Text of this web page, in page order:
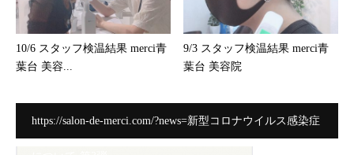
10/6 スタッフ検温結果 merci青
葉台 美容...
9/3 スタッフ検温結果 merci青
葉台 美容院
https://salon-de-merci.com/?news=新型コロナウイルス感染症